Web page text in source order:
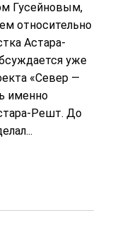
Гусейновым,
относительно
Астара-
уже
«Север —
именно
Решт. До